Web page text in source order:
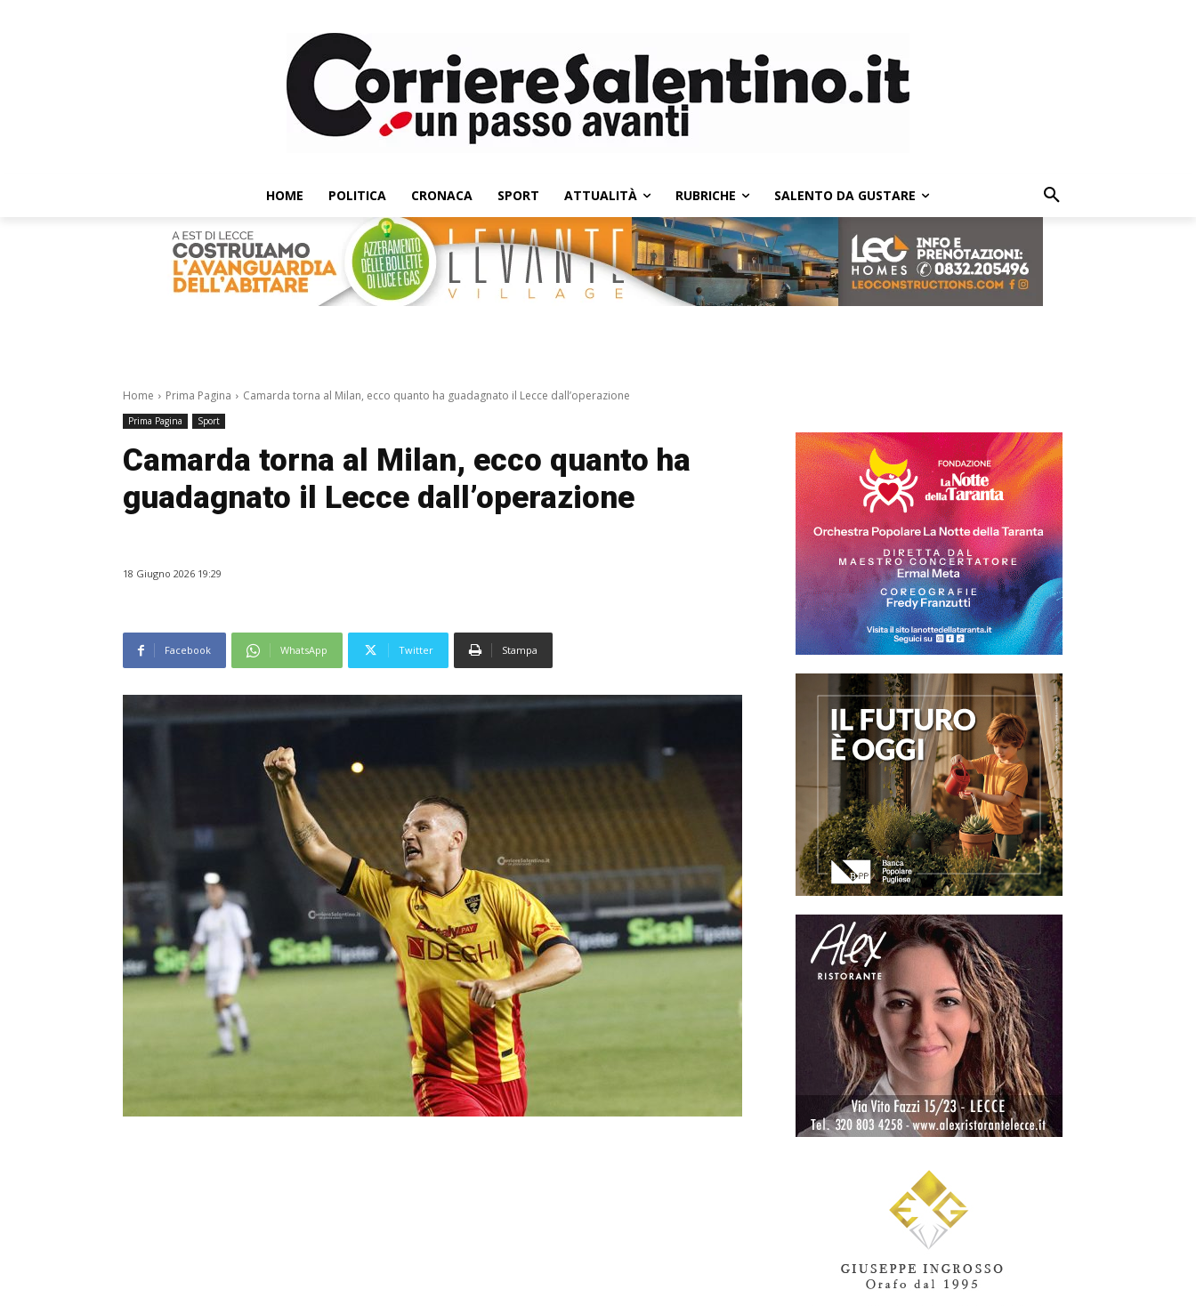
HOME POLITICA CRONACA SPORT ATTUALITÀ RUBRICHE SALENTO DA GUSTARE
Home Prima Pagina Camarda torna al Milan, ecco quanto ha guadagnato il Lecce dall’operazione
Prima Pagina Sport
Camarda torna al Milan, ecco quanto ha
guadagnato il Lecce dall’operazione
18 Giugno 2026 19:29
Facebook WhatsApp Twitter Stampa